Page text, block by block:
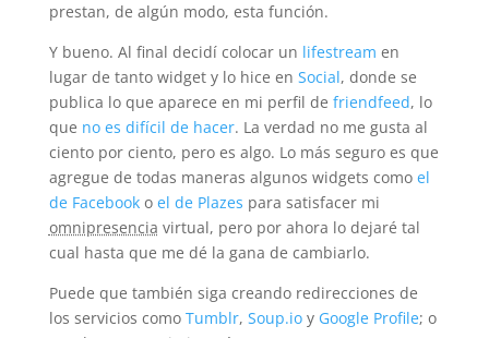
prestan, de algún modo, esta función.
Y bueno. Al final decidí colocar un lifestream en
lugar de tanto widget y lo hice en Social, donde se
publica lo que aparece en mi perfil de friendfeed, lo
que no es difícil de hacer. La verdad no me gusta al
ciento por ciento, pero es algo. Lo más seguro es que
agregue de todas maneras algunos widgets como el
de Facebooko el de Plazes para satisfacer mi
omnipresencia virtual, pero por ahora lo dejaré tal
cual hasta que me dé la gana de cambiarlo.
Puede que también siga creando redirecciones de
los servicios como Tumblr, Soup.ioy Google Profile; o